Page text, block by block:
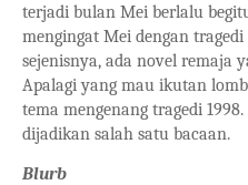
terjadi bulan Mei berlalu
mengingat Mei dengan
sejenisnya, ada novel remaja
Apalagi yang mau ikutan
tema mengenang tragedi
dijadikan salah satu bacaan.
Blurb